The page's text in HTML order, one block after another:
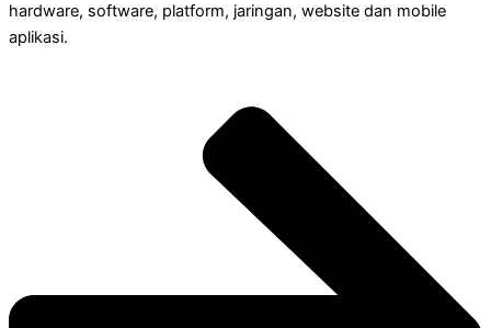
hardware, software, platform, jaringan, website dan mobile
aplikasi.